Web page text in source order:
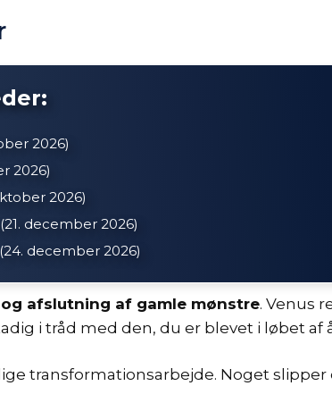
2026)
2026)
2026)
(21. december 2026)
(24. december 2026)
afslutning af gamle mønstre. Venus
i tråd med den, du er blevet i løbet af
transformationsarbejde. Noget